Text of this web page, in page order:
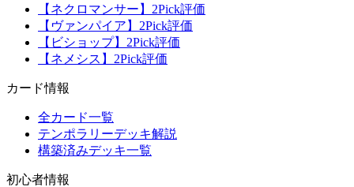
【ネクロマンサー】2Pick評価
【ヴァンパイア】2Pick評価
【ビショップ】2Pick評価
【ネメシス】2Pick評価
カード情報
全カード一覧
テンポラリーデッキ解説
構築済みデッキ一覧
初心者情報